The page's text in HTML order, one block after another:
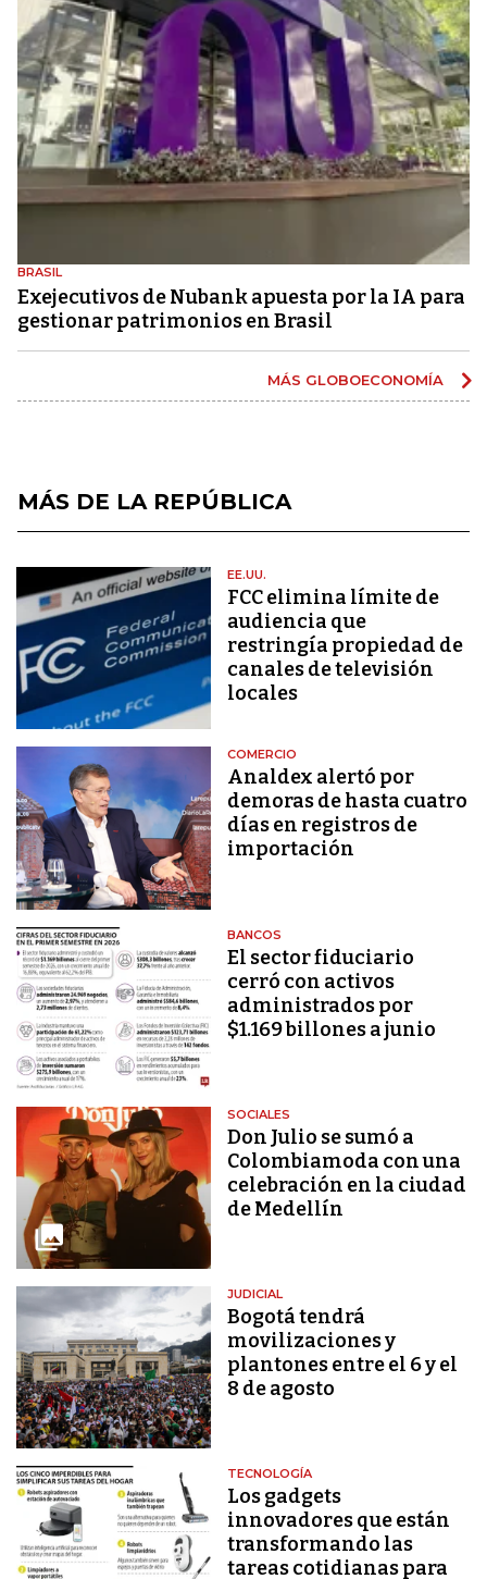
BRASIL
Exejecutivos de Nubank apuesta por la IA para
gestionar patrimonios en Brasil
MÁS GLOBOECONOMÍA
MÁS DE LA REPÚBLICA
EE.UU.
FCC elimina límite de
audiencia que
restringía propiedad de
canales de televisión
locales
COMERCIO
Analdex alertó por
demoras de hasta cuatro
días en registros de
importación
BANCOS
El sector fiduciario
cerró con activos
administrados por
$1.169 billones a junio
SOCIALES
Don Julio se sumó a
Colombiamoda con una
celebración en la ciudad
de Medellín
JUDICIAL
Bogotá tendrá
movilizaciones y
plantones entre el 6 y el
8 de agosto
TECNOLOGÍA
Los gadgets
innovadores que están
transformando las
tareas cotidianas para